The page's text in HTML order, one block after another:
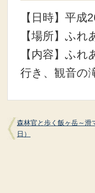
【日時】平成
【場所】ふ
【内容】ふ
行き、観音の
森林官と歩く飯ヶ岳～滑
日）